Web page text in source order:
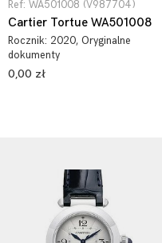
Ref: WA501008 (V987704)
Cartier Tortue WA501008
Rocznik: 2020, Oryginalne
dokumenty
0,00 zł